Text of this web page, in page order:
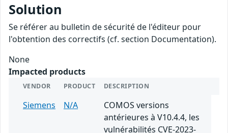
Solution
Se référer au bulletin de sécurité de l'éditeur pour
l'obtention des correctifs (cf. section Documentation).
None
Impacted products
VENDOR PRODUCT DESCRIPTION
Siemens N/A
COMOS versions
antérieures à V10.4.4, les
vulnérabilités CVE-2023-